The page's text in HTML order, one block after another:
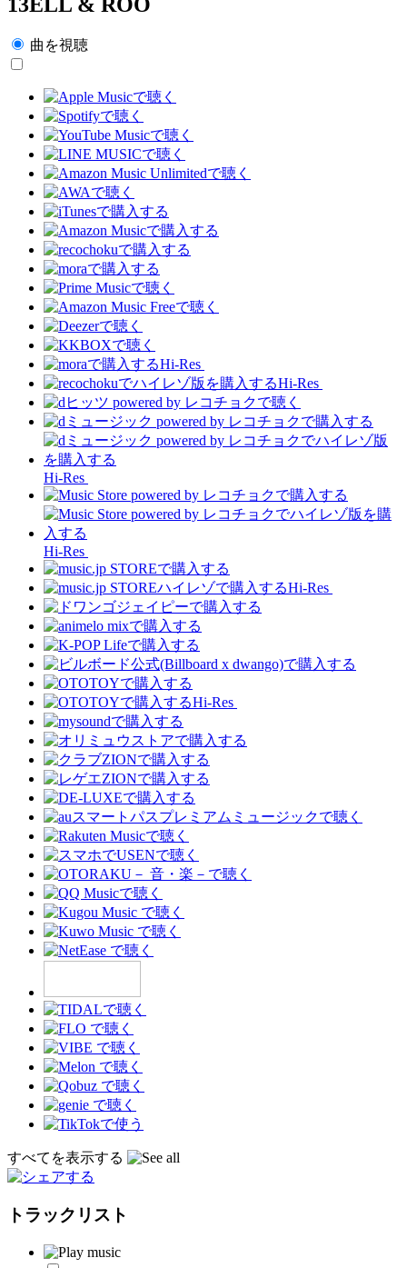
曲を視聴
Hi-Res
Hi-Res
Hi-Res
Hi-Res
Hi-Res
Hi-Res
すべてを表示する
トラックリスト